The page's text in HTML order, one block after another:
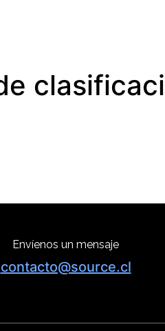
Envíenos un mensaje
contacto@source.cl